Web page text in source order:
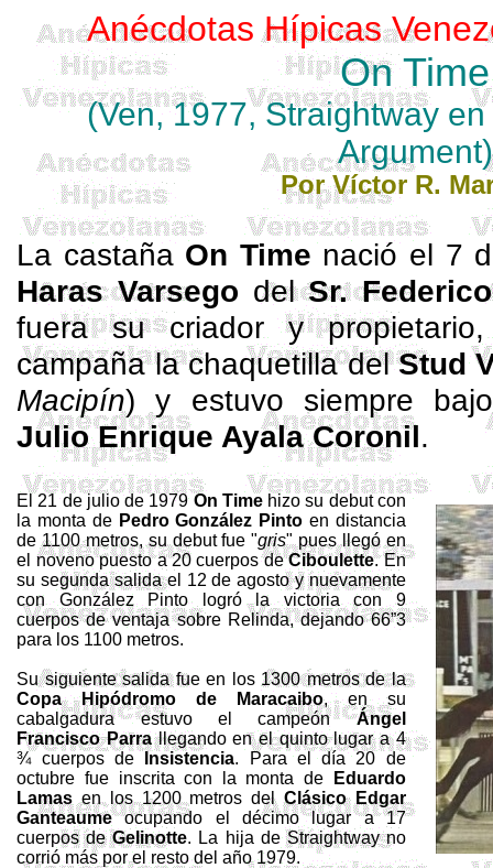
Anécdotas Hípicas
OnTime
(Ven, 1977,Straightway
Argument)
Por Víctor R.
La castaña On Timenació el 7
HarasVarsego delSr.
fuera su criador y
campaña la chaquetilla delStud
Macipín) y estuvo siempre
Julio Enrique AyalaCoronil.
El 21 de julio de 1979 On Timehizo su debut con
la monta de Pedro González Pinto en distancia
de 1100 metros, su debut fue "gris" pues llegó en
el noveno puesto a 20 cuerpos deCiboulette. En
su segunda salida el 12 de agosto y nuevamente
con González Pinto logró la victoria con 9
cuerpos de ventaja sobre Relinda, dejando 66”3
para los 1100 metros.
Su siguiente salida fue en los 1300 metros de la
Copa Hipódromo de Maracaibo, en su
cabalgadura estuvo el campeónÁngel
Francisco Parrallegando en el quinto lugar a 4
¾ cuerpos de
Insistencia. Para el día 20 de
octubre fue inscrita con la monta de
Eduardo
Lamas en los 1200 metros delClásico Edgar
Ganteaumeocupando el décimo lugar a 17
cuerpos deGelinotte. La hija deStraightwayno
corrió más por el resto del año 1979.